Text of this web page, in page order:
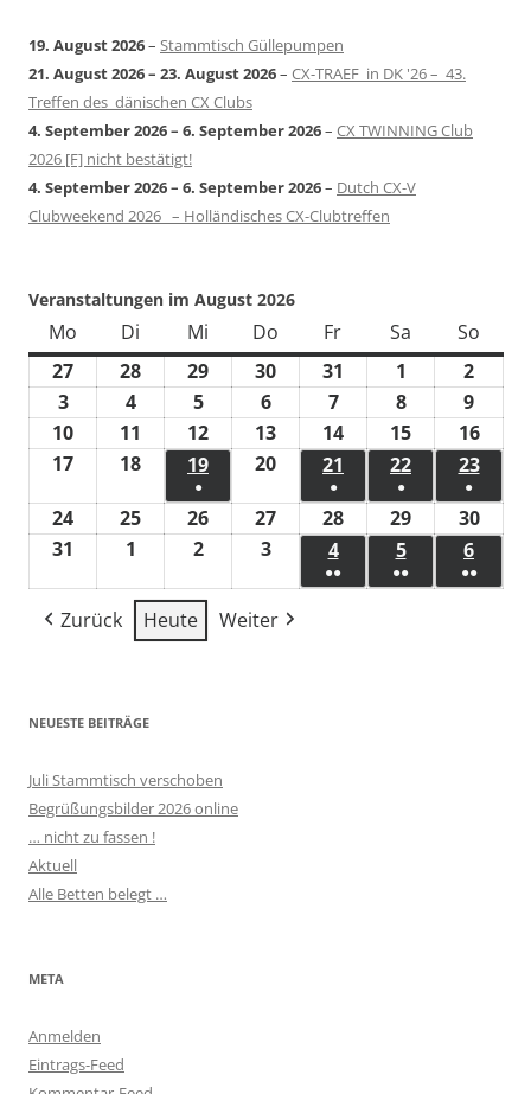
19. August 2026– Stammtisch Güllepumpen
21. August 2026– 23. August 2026– CX-TRAEF in DK '26 – 43.
Treffen des dänischen CX Clubs
4. September 2026– 6. September 2026– CX TWINNING Club
2026 [F] nicht bestätigt!
4. September 2026– 6. September 2026– Dutch CX-V
Clubweekend 2026 – Holländisches CX-Clubtreffen
Veranstaltungen im August 2026
Mo Montag
Di Dienstag
Mi Mittwoch
Do Donnerstag
Fr Freitag
Sa Samstag
So
27
28 29 30 31 1
August
2026
2
2026
33.
August
2026
44.
August
2026
55.
August
2026
66.
August
2026
77.
August
2026
88.
August
2026
9
2026
10
August
11
August
12
August
13
August
14
August
15
August
1616.
17 18
August
19
August
●
(1
Veranstaltung)
20
August
21
August
●
(1
Veranstaltung)
22
August
●
(1
2323.
2026
●
(1
24
August
25
August
26
August
27
August
28
August
29
August
3030.
31
2026
1
2026
22.
September
2026
33.
September
2026
44.
September
●●
55.
September
●●
6
●●
Zurück Heute Weiter
NEUESTE BEITRÄGE
Juli Stammtisch verschoben
Begrüßungsbilder 2026 online
… nicht zu fassen !
Aktuell
Alle Betten belegt …
META
Anmelden
Eintrags-Feed